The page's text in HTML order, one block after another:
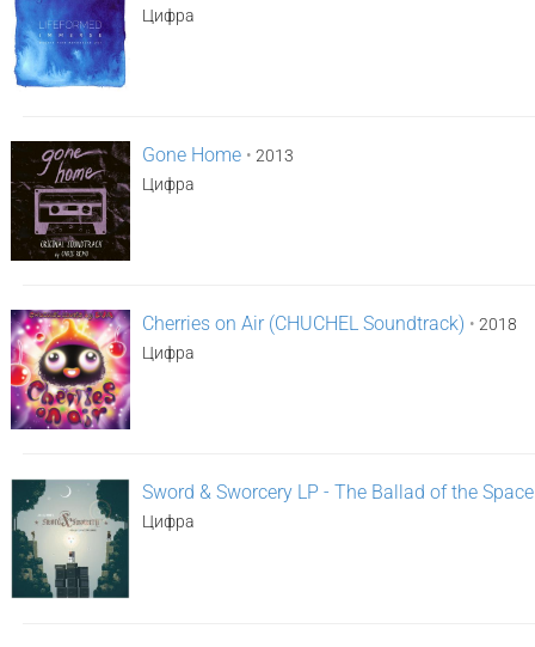
Цифра
Gone Home • 2013
Цифра
Cherries on Air (CHUCHEL Soundtrack) • 2018
Цифра
Sword & Sworcery LP - The Ballad of the
Цифра